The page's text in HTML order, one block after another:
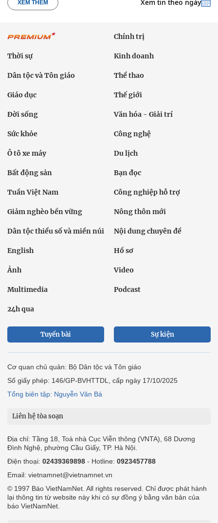
XEM THÊM Xem tin theo ngày
Chính trị
Thời sự Kinh doanh
Dân tộc và Tôn giáo Thể thao
Giáo dục Thế giới
Đời sống Văn hóa - Giải trí
Sức khỏe Công nghệ
Ô tô xe máy Du lịch
Bất động sản Bạn đọc
Tuần Việt Nam Công nghiệp hỗ trợ
Giảm nghèo bền vững Nông thôn mới
Dân tộc thiểu số và miền núi Nội dung chuyên đề
English Hồ sơ
Ảnh Video
Multimedia Podcast
24h qua
Tuyến bài Sự kiện
Cơ quan chủ quản: Bộ Dân tộc và Tôn giáo
Số giấy phép: 146/GP-BVHTTDL, cấp ngày 17/10/2025
Tổng biên tập: Nguyễn Văn Bá
Liên hệ tòa soạn
Địa chỉ: Tầng 18, Toà nhà Cục Viễn thông (VNTA), 68 Dương
Đình Nghệ, phường Cầu Giấy, TP. Hà Nội.
Điện thoại: 02439369898 - Hotline: 0923457788
Email: vietnamnet@vietnamnet.vn
© 1997 Báo VietNamNet. All rights reserved. Chỉ được phát hành
lại thông tin từ website này khi có sự đồng ý bằng văn bản của
báo VietNamNet.